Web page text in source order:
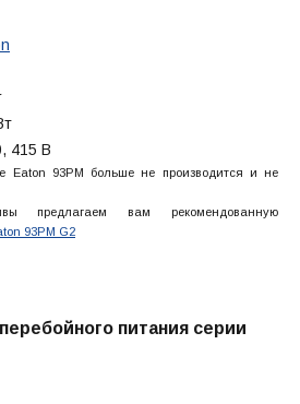
415 В
Eaton 93PM больше не производится и не
предлагаем вам рекомендованную
93PM G2
питания серии